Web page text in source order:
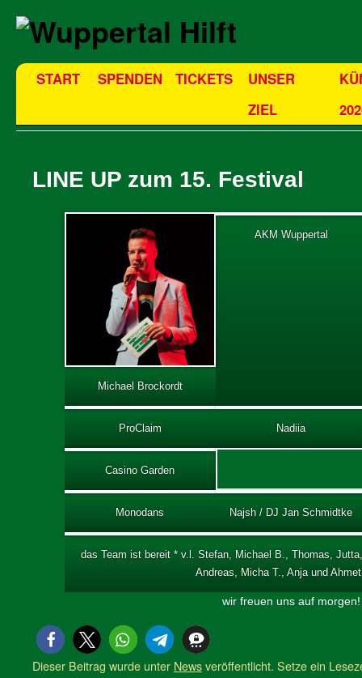
START SPENDEN TICKETS
UNSER
ZIEL
LINE UP zum 15. Festival
Michael Brockordt
AKM Wuppertal
ProClaim Nadiia
Casino Garden
Monodans Najsh / DJ Jan Schmidtke
das Team ist bereit * v.l. Stefan, Michael B., Thomas,
Andreas, Micha T., Anja und
wir freuen uns auf morgen!
Dieser Beitrag wurde unter Newsveröffentlicht. Setze ein